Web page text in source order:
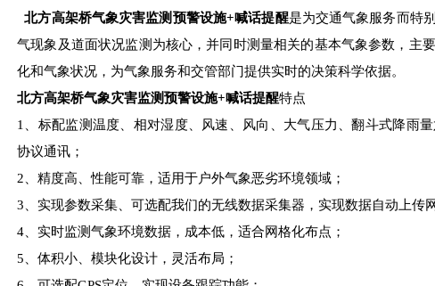
北方高架桥气象灾害监测预警设施+喊话提醒是为交通气象服务而特
气现象及道面状况监测为核心，并同时测量相关的基本气象参数，主
化和气象状况，为气象服务和交管部门提供实时的决策科学依据。
北方高架桥气象灾害监测预警设施+喊话提醒特点
1、标配监测温度、相对湿度、风速、风向、大气压力、翻斗式降雨
协议通讯；
2、精度高、性能可靠，适用于户外气象恶劣环境领域；
3、实现参数采集、可选配我们的无线数据采集器，实现数据自动上传
4、实时监测气象环境数据，成本低，适合网格化布点；
5、体积小、模块化设计，灵活布局；